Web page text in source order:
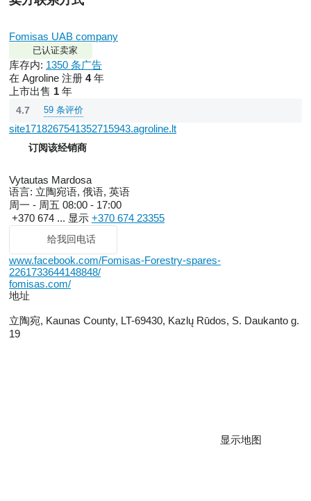
Fomisas UAB company
已认证卖家
库存内: 1350 条广告
在 Agroline 注册 4年
上市出售 1 年
4.7 59 条评价
site1718267541352715943.agroline.lt
订阅该经销商
Vytautas Mardosa
语言: 立陶宛语, 俄语, 英语
周一 - 周五 08:00 - 17:00
+370 674 ... 显示 +370 674 23355
给我回电话
www.facebook.com/Fomisas-Forestry-spares-
2261733644148848/
fomisas.com/
地址
立陶宛, Kaunas County, LT-69430, Kazlų Rūdos, S. Daukanto g.
19
显示地图